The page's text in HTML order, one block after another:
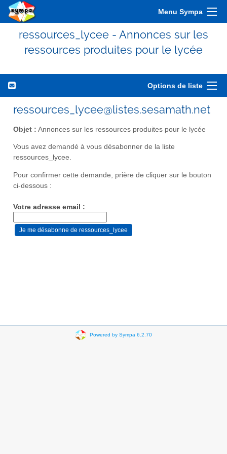
Menu Sympa
ressources_lycee - Annonces sur les
ressources produites pour le lycée
Options de liste
ressources_lycee@listes.sesamath.net
Objet : Annonces sur les ressources produites pour le lycée
Vous avez demandé à vous désabonner de la liste
ressources_lycee.
Pour confirmer cette demande, prière de cliquer sur le bouton
ci-dessous :
Votre adresse email :
Powered by Sympa 6.2.70